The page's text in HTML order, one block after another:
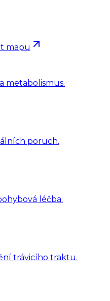
mapu
metabolismus.
poruch.
léčba.
trávicího traktu.